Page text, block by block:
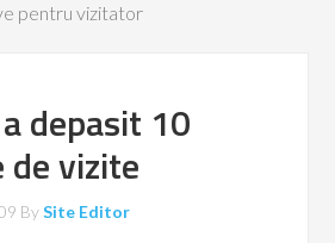
pentru vizitator
depasit 10
de vizite
BySite Editor